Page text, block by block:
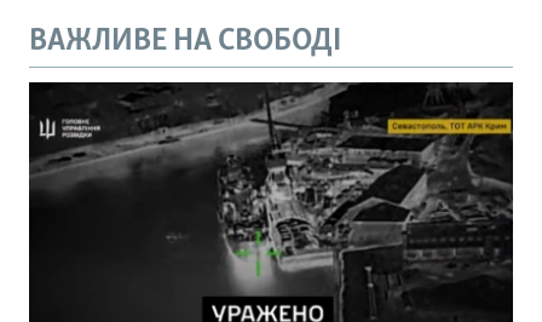
ВАЖЛИВЕ НА СВОБОДІ